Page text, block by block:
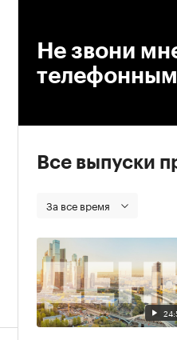
Не звони
Все выпуски
За все время